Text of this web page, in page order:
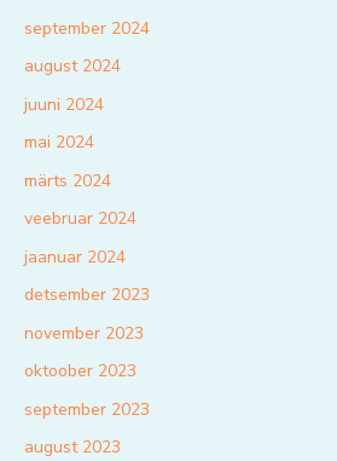
september 2024
august 2024
juuni 2024
mai 2024
märts 2024
veebruar 2024
jaanuar 2024
detsember 2023
november 2023
oktoober 2023
september 2023
august 2023